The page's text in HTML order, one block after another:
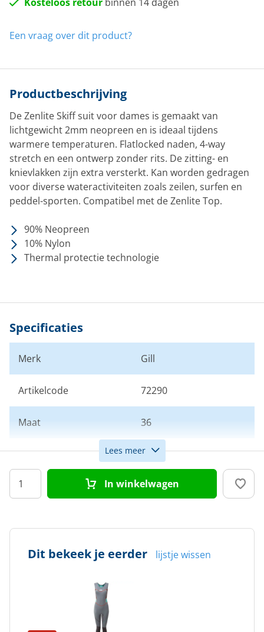
Een vraag over dit product?
Productbeschrijving
De Zenlite Skiff suit voor dames is gemaakt van
lichtgewicht 2mm neopreen en is ideaal tijdens
warmere temperaturen. Flatlocked naden, 4-way
stretch en een ontwerp zonder rits. De zitting- en
knievlakken zijn extra versterkt. Kan worden gedragen
voor diverse wateractiviteiten zoals zeilen, surfen en
peddel-sporten. Compatibel met de Zenlite Top.
90% Neopreen
10% Nylon
Thermal protectie technologie
Specificaties
Merk Gill
Artikelcode 72290
Maat 36
Kleur Grijs
Doelgroep Dames
Lees meer
In winkelwagen
Dit bekeek je eerder lijstje wissen